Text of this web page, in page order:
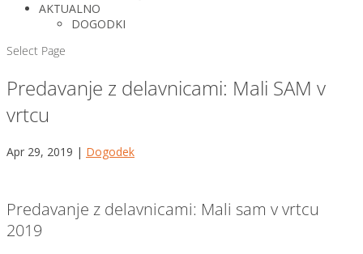
AKTUALNO
DOGODKI
Select Page
Predavanje z delavnicami: Mali SAM v
vrtcu
Apr 29, 2019 | Dogodek
Predavanje z delavnicami: Mali sam v vrtcu
2019